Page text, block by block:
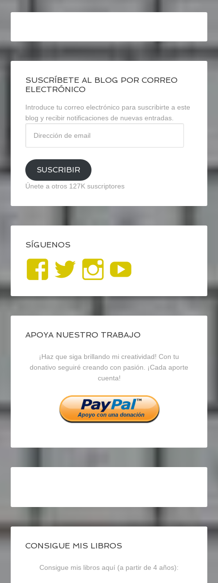
SUSCRÍBETE AL BLOG POR CORREO
ELECTRÓNICO
Introduce tu correo electrónico para suscribirte a este
blog y recibir notificaciones de nuevas entradas.
email
SUSCRIBIR
Únete a otros 127K suscriptores
SÍGUENOS
Ver
perfil
de
blogrecursosep
en
Facebook
Ver
perfil
de
recursosep
en
Twitter
Ver
perfil
de
recursosep
en
Instagram
APOYA NUESTRO TRABAJO
¡Haz que siga brillando mi creatividad! Con tu
donativo seguiré creando con pasión. ¡Cada aporte
cuenta!
CONSIGUE MIS LIBROS
Consigue mis libros aquí (a partir de 4 años):